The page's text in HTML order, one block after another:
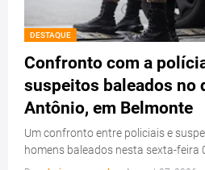
DESTAQUE
Confronto com a
suspeitos baleados no
Antônio, em Belmonte
Um confronto entre policiais e
homens baleados nesta sexta-feira